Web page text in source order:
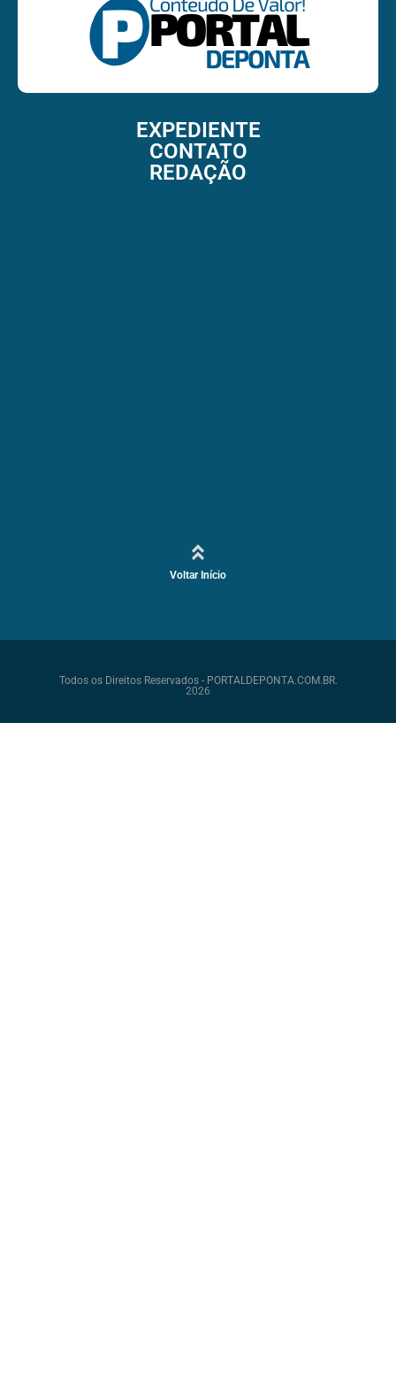
EXPEDIENTE
CONTATO
REDAÇÃO
Voltar Início
Todos os Direitos Reservados - PORTALDEPONTA.COM.BR.
2026